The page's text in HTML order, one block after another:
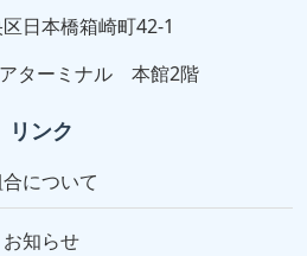
日本橋箱崎町42-1
ターミナル 本館2階
リンク
について
お知らせ